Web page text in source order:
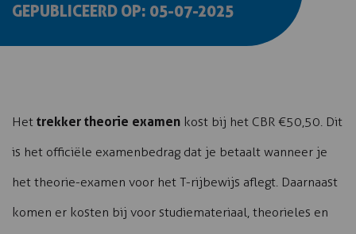
GEPUBLICEERD OP: 05-07-2025
Het trekker theorie examen kost bij het CBR €50,50. Dit
is het officiële examenbedrag dat je betaalt wanneer je
het theorie-examen voor het T-rijbewijs aflegt. Daarnaast
komen er kosten bij voor studiemateriaal, theorieles en